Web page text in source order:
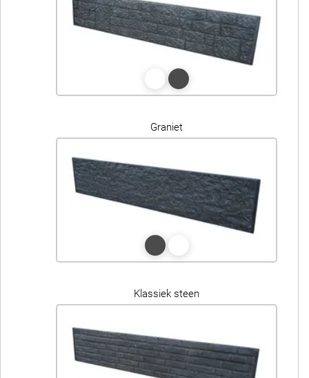
Graniet
Klassiek steen